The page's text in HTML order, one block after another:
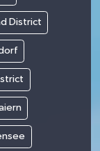
District